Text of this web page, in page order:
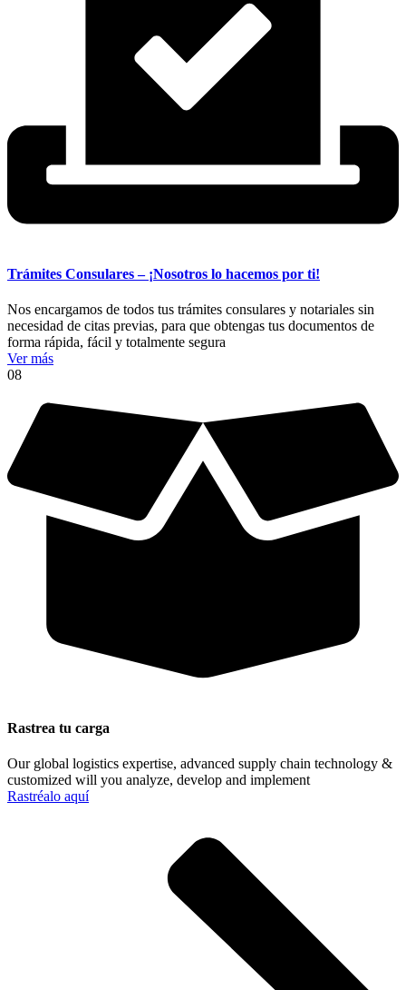
Trámites Consulares – ¡Nosotros lo hacemos por ti!
Nos encargamos de todos tus trámites consulares y notariales sin
necesidad de citas previas, para que obtengas tus documentos de
forma rápida, fácil y totalmente segura
Ver más
08
Rastrea tu carga
Our global logistics expertise, advanced supply chain technology &
customized will you analyze, develop and implement
Rastréalo aquí